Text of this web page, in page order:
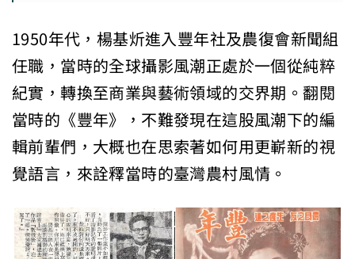
1950年代，楊基炘進入豐年社及農復會新聞組
任職，當時的全球攝影風潮正處於一個從純粹
紀實，轉換至商業與藝術領域的交界期。翻閱
當時的《豐年》，不難發現在這股風潮下的編
輯前輩們，大概也在思索著如何用更嶄新的視
覺語言，來詮釋當時的臺灣農村風情。